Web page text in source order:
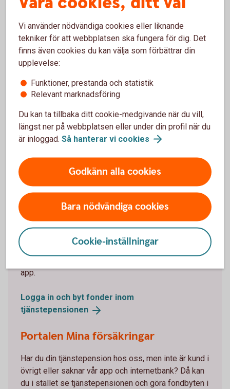
kostnadsfritt
Vill du hellre välja egna
fonder?
Vi har ett av marknadens bredaste placeringsutbud
av fonder. Detta gör att du hitta alternativ som
passar just dina behov. Självklart kan du när som
helst – kostnadsfritt - byta till andra fonder. Du kan
även se hur mycket din arbetsgivare har betalat in,
utvecklingen på ditt sparande och ändra
köpfördelningen för framtida insättningar.
Internetbanken eller vår app
Om du är kund hos oss ser du din tjänstepension
app.
Logga in och byt fonder inom
tjänstepensionen
Portalen Mina försäkringar
Har du din tjänstepension hos oss, men inte är kund i
övrigt eller saknar vår app och internetbank? Då kan
du i stället se tjänstepensionen och göra fondbyten i
Vi använder nödvändiga cookies eller liknande
tekniker för att webbplatsen ska fungera för dig. Det
finns även cookies du kan välja som förbättrar din
upplevelse:
Funktioner, prestanda och statistik
Relevant marknadsföring
Du kan ta tillbaka ditt cookie-medgivande när du vill,
längst ner på webbplatsen eller under din profil när du
är inloggad. Så hanterar vi cookies
Godkänn alla cookies
Bara nödvändiga cookies
Cookie-inställningar